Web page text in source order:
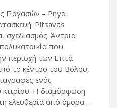
Παγασών – Ρήγα
Pitsavas
σχεδιασμός: Άντρια
που
περιοχή των Επτά
το κέντρο του Βόλου,
ενός
Η διαμόρφωση
ελευθερία από όμορα …